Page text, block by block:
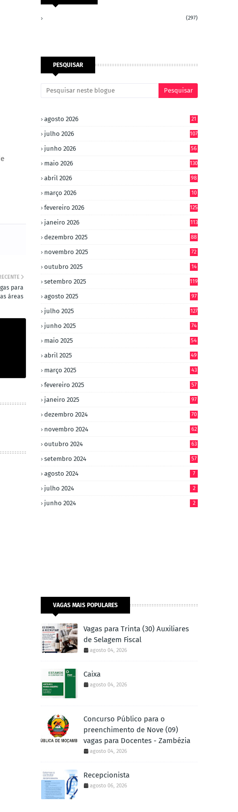
para
áreas
(297)
PESQUISAR
agosto 2026 21
julho 2026 107
junho 2026 56
maio 2026 130
abril 2026 98
março 2026
10
fevereiro 2026 125
janeiro 2026 113
dezembro 2025 88
novembro 2025 72
outubro 2025
14
setembro 2025 119
agosto 2025 97
julho 2025 127
junho 2025 74
maio 2025 54
abril 2025 49
março 2025 43
fevereiro 2025 57
janeiro 2025 97
dezembro 2024 70
novembro 2024 62
outubro 2024 63
setembro 2024 57
agosto 2024 7
julho 2024 2
junho 2024 2
VAGAS MAIS POPULARES
Vagas para Trinta (30) Auxiliares
de Selagem Fiscal
agosto 04, 2026
Caixa
agosto 04, 2026
Concurso Público para o
preenchimento de Nove (09)
vagas para Docentes - Zambézia
agosto 04, 2026
Recepcionista
agosto 06, 2026